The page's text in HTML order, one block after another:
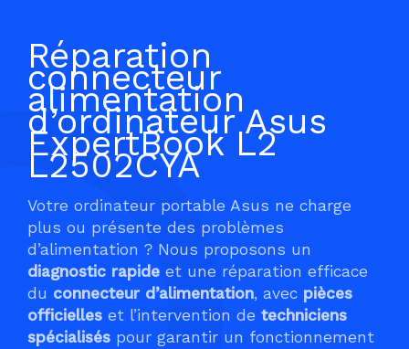
Réparation
connecteur
alimentation
d’ordinateur Asus
ExpertBook L2
L2502CYA
Votre ordinateur portable Asus ne charge
plus ou présente des problèmes
d’alimentation ? Nous proposons un
diagnostic rapide et une réparation efficace
du connecteur d’alimentation, avec pièces
officielles et l’intervention de techniciens
spécialisés pour garantir un fonctionnement